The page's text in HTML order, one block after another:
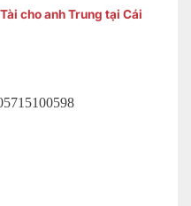
cho anh Trung tại Cái